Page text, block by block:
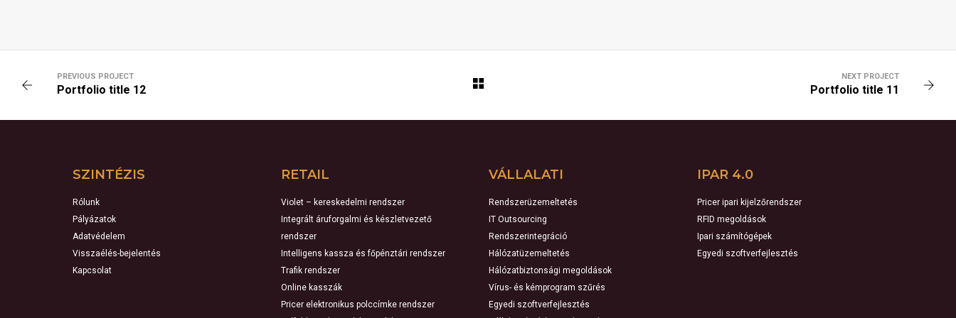
PREVIOUS PROJECT
Portfolio title 12
NEXT PROJECT
Portfolio title 11
SZINTÉZIS
Rólunk
Pályázatok
Adatvédelem
Visszaélés-bejelentés
Kapcsolat
RETAIL
Violet – kereskedelmi rendszer
Integrált áruforgalmi és készletvezető
rendszer
Intelligens kassza és főpénztári rendszer
Trafik rendszer
Online kasszák
Pricer elektronikus polccímke rendszer
VÁLLALATI
Rendszerüzemeltetés
IT Outsourcing
Rendszerintegráció
Hálózatüzemeltetés
Hálózatbiztonsági megoldások
Vírus- és kémprogram szűrés
Egyedi szoftverfejlesztés
IPAR 4.0
Pricer ipari kijelzőrendszer
RFID megoldások
Ipari számítógépek
Egyedi szoftverfejlesztés